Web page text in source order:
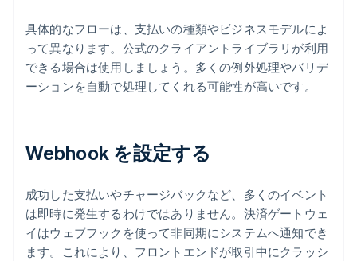
具体的なフローは、支払いの種類やビジネスモデルによ
って異なります。公式のクライアントライブラリが利用
できる場合は使用しましょう。多くの例外処理やバリデ
ーションを自動で処理してくれる可能性が高いです。
Webhook を設定する
成功した支払いやチャージバックなど、多くのイベント
は即時に発生するわけではありません。決済ゲートウェ
イはウェブフックを使って非同期にシステムへ通知でき
ます。これにより、フロントエンドが取引中にクラッシ